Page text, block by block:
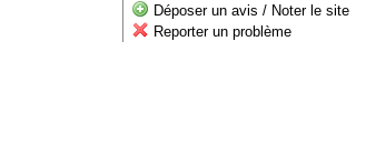
Déposer un avis / Noter le site
Reporter un problème